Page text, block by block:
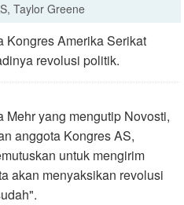
Taylor Greene
Kongres Amerika Serikat
revolusi politik.
Mehr yang mengutip Novosti,
anggota Kongres AS,
untuk mengirim
akan menyaksikan revolusi
."